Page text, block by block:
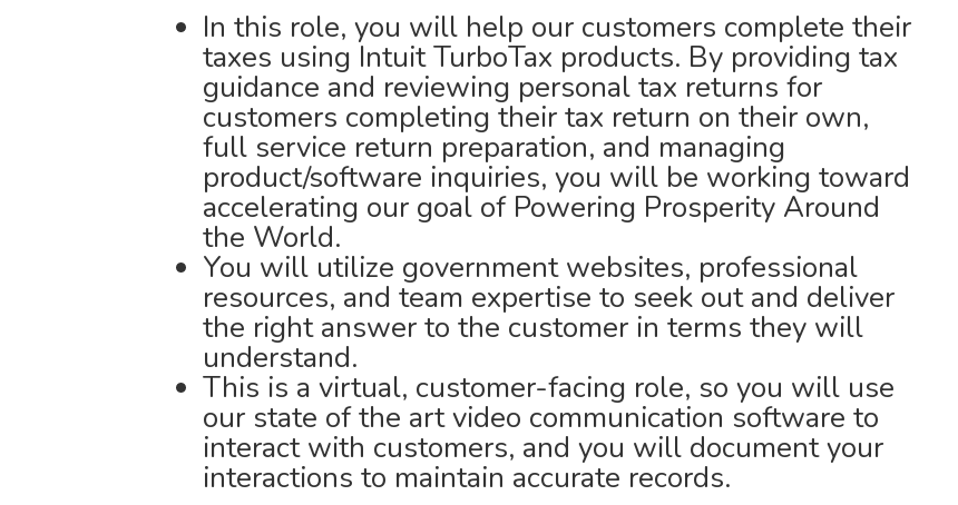
In this role, you will help our customers complete their
taxes using Intuit TurboTax products. By providing tax
guidance and reviewing personal tax returns for
customers completing their tax return on their own,
full service return preparation, and managing
product/software inquiries, you will be working toward
accelerating our goal of Powering Prosperity Around
the World.
You will utilize government websites, professional
resources, and team expertise to seek out and deliver
the right answer to the customer in terms they will
understand.
This is a virtual, customer-facing role, so you will use
our state of the art video communication software to
interact with customers, and you will document your
interactions to maintain accurate records.